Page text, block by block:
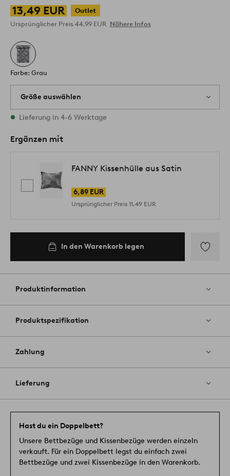
13,49 EUR
Outlet
Ursprünglicher Preis 44,99 EUR Nähere Infos
Farbe: Grau
Größe auswählen
2 Größen vorrätig
Lieferung in 4-6 Werktage
Ergänzen mit
FANNY Kissenhülle aus Satin
6,89 EUR
Ursprünglicher Preis 11,49 EUR
In den Warenkorb legen
Favoriten
Produktinformation
Produktspezifikation
Zahlung
Lieferung
Hast du ein Doppelbett?
Unsere Bettbezüge und Kissenbezüge werden einzeln
verkauft. Für ein Doppelbett legst du einfach zwei
Bettbezüge und zwei Kissenbezüge in den Warenkorb.